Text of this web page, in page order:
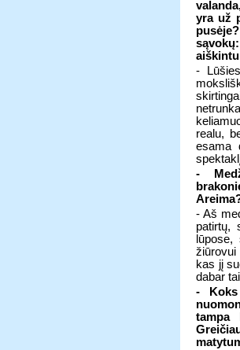
yra už
-
realu,
esama
-
- Aš
patirtų,
kas jį
dabar
- Koks
tampa